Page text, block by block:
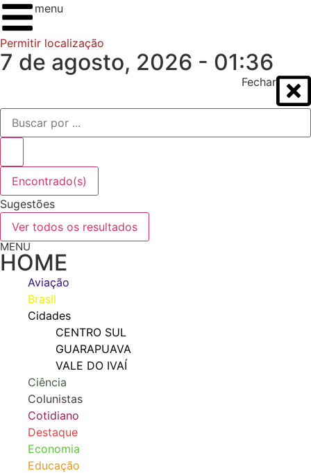
menu
Permitir localização
7 de agosto, 2026 - 01:36
Fechar
Encontrado(s)
Sugestões
Ver todos os resultados
MENU
HOME
Aviação
Brasil
Cidades
CENTRO SUL
GUARAPUAVA
VALE DO IVAÍ
Ciência
Colunistas
Cotidiano
Destaque
Economia
Educação